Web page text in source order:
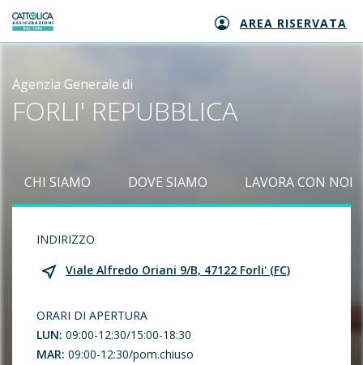
Generali logo AREA RISERVATA
Agenzia Generale di
FORLI' REPUBBLICA
CHI SIAMO DOVE SIAMO LAVORA CON NOI
INDIRIZZO
Viale Alfredo Oriani 9/B, 47122 Forli' (FC)
ORARI DI APERTURA
LUN: 09:00-12:30/15:00-18:30
MAR: 09:00-12:30/pom.chiuso